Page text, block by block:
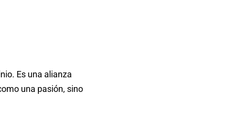
Es una alianza
una pasión, sino